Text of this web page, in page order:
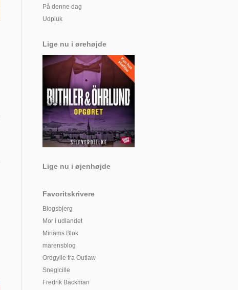
På denne dag
Udpluk
Lige nu i ørehøjde
Lige nu i øjenhøjde
Favoritskrivere
Blogsbjerg
Mor i udlandet
Miriams Blok
marensblog
Ordgylle fra Outlaw
Sneglcille
Fredrik Backman